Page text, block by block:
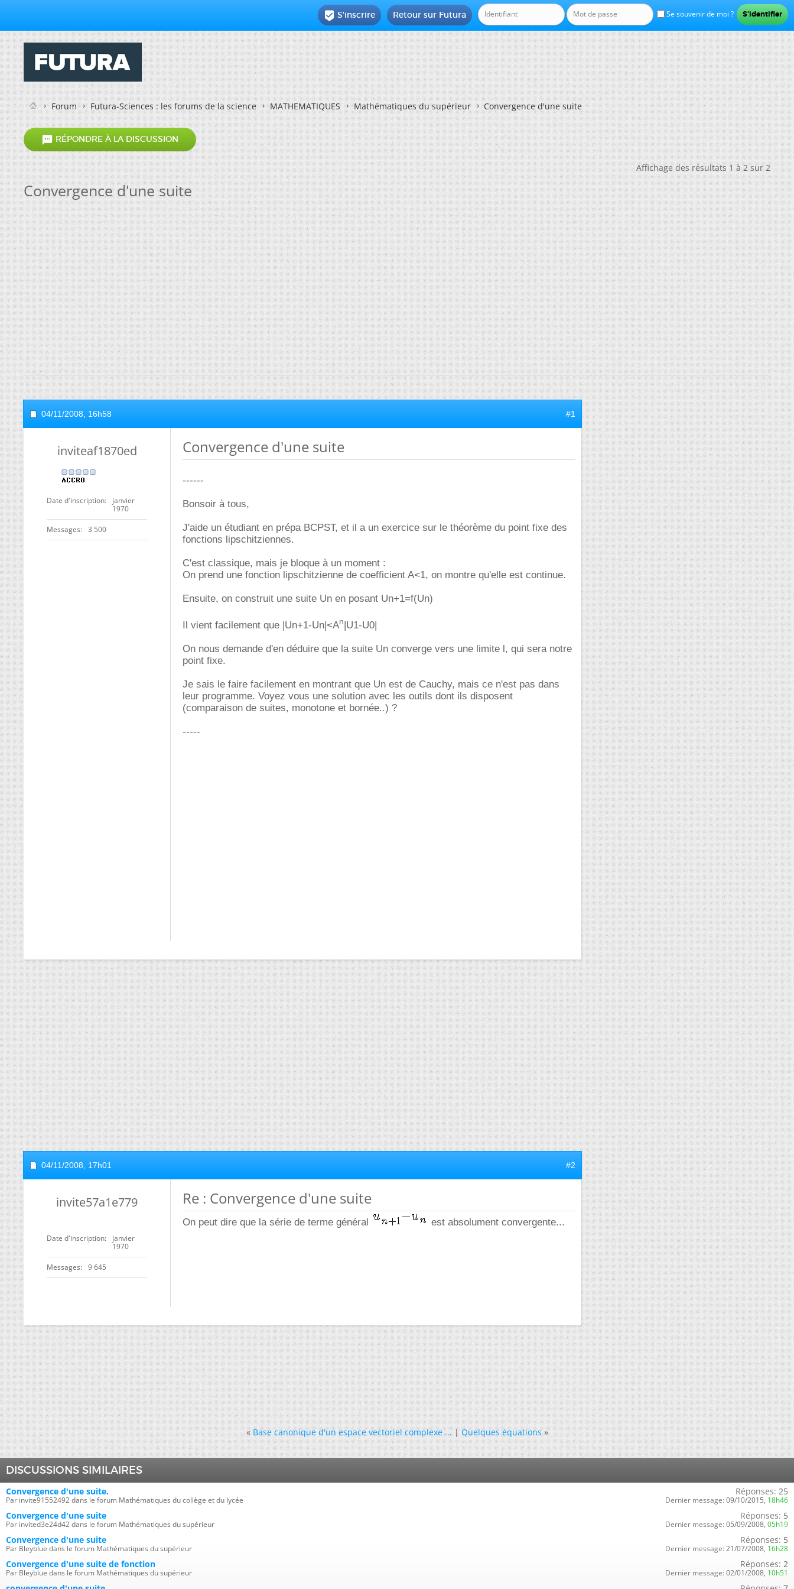
Se souvenir de moi ?
Retour sur Futura
 S'inscrire
Forum Futura-Sciences : les forums de la science MATHEMATIQUES Mathématiques du supérieur Convergence d'une suite
 RÉPONDRE À LA DISCUSSION
Affichage des résultats 1 à 2 sur 2
Convergence d'une suite
04/11/2008, 16h58 #1
inviteaf1870ed
Date d'inscription
janvier
1970
Messages 3 500
Convergence d'une suite
------
Bonsoir à tous,
J'aide un étudiant en prépa BCPST, et il a un exercice sur le théorème du point fixe des
fonctions lipschitziennes.
C'est classique, mais je bloque à un moment :
On prend une fonction lipschitzienne de coefficient A<1, on montre qu'elle est continue.
Ensuite, on construit une suite Un en posant Un+1=f(Un)
Il vient facilement que |Un+1-Un|<An|U1-U0|
On nous demande d'en déduire que la suite Un converge vers une limite l, qui sera notre
point fixe.
Je sais le faire facilement en montrant que Un est de Cauchy, mais ce n'est pas dans
leur programme. Voyez vous une solution avec les outils dont ils disposent
(comparaison de suites, monotone et bornée..) ?
-----
04/11/2008, 17h01 #2
invite57a1e779
Date d'inscription
janvier
1970
Messages 9 645
Re : Convergence d'une suite
On peut dire que la série de terme général est absolument convergente...
« Base canonique d'un espace vectoriel complexe ...|Quelques équations »
DISCUSSIONS SIMILAIRES
Convergence d'une suite.
Par invite91552492 dans le forum Mathématiques du collège et du lycée
Réponses: 25
Dernier message: 09/10/2015, 18h46
Convergence d'une suite
Par invited3e24d42 dans le forum Mathématiques du supérieur
Réponses: 5
Dernier message: 05/09/2008, 05h19
Convergence d'une suite
Par Bleyblue dans le forum Mathématiques du supérieur
Réponses: 5
Dernier message: 21/07/2008, 16h28
Convergence d'une suite de fonction
Par Bleyblue dans le forum Mathématiques du supérieur
Réponses: 2
Dernier message: 02/01/2008, 10h51